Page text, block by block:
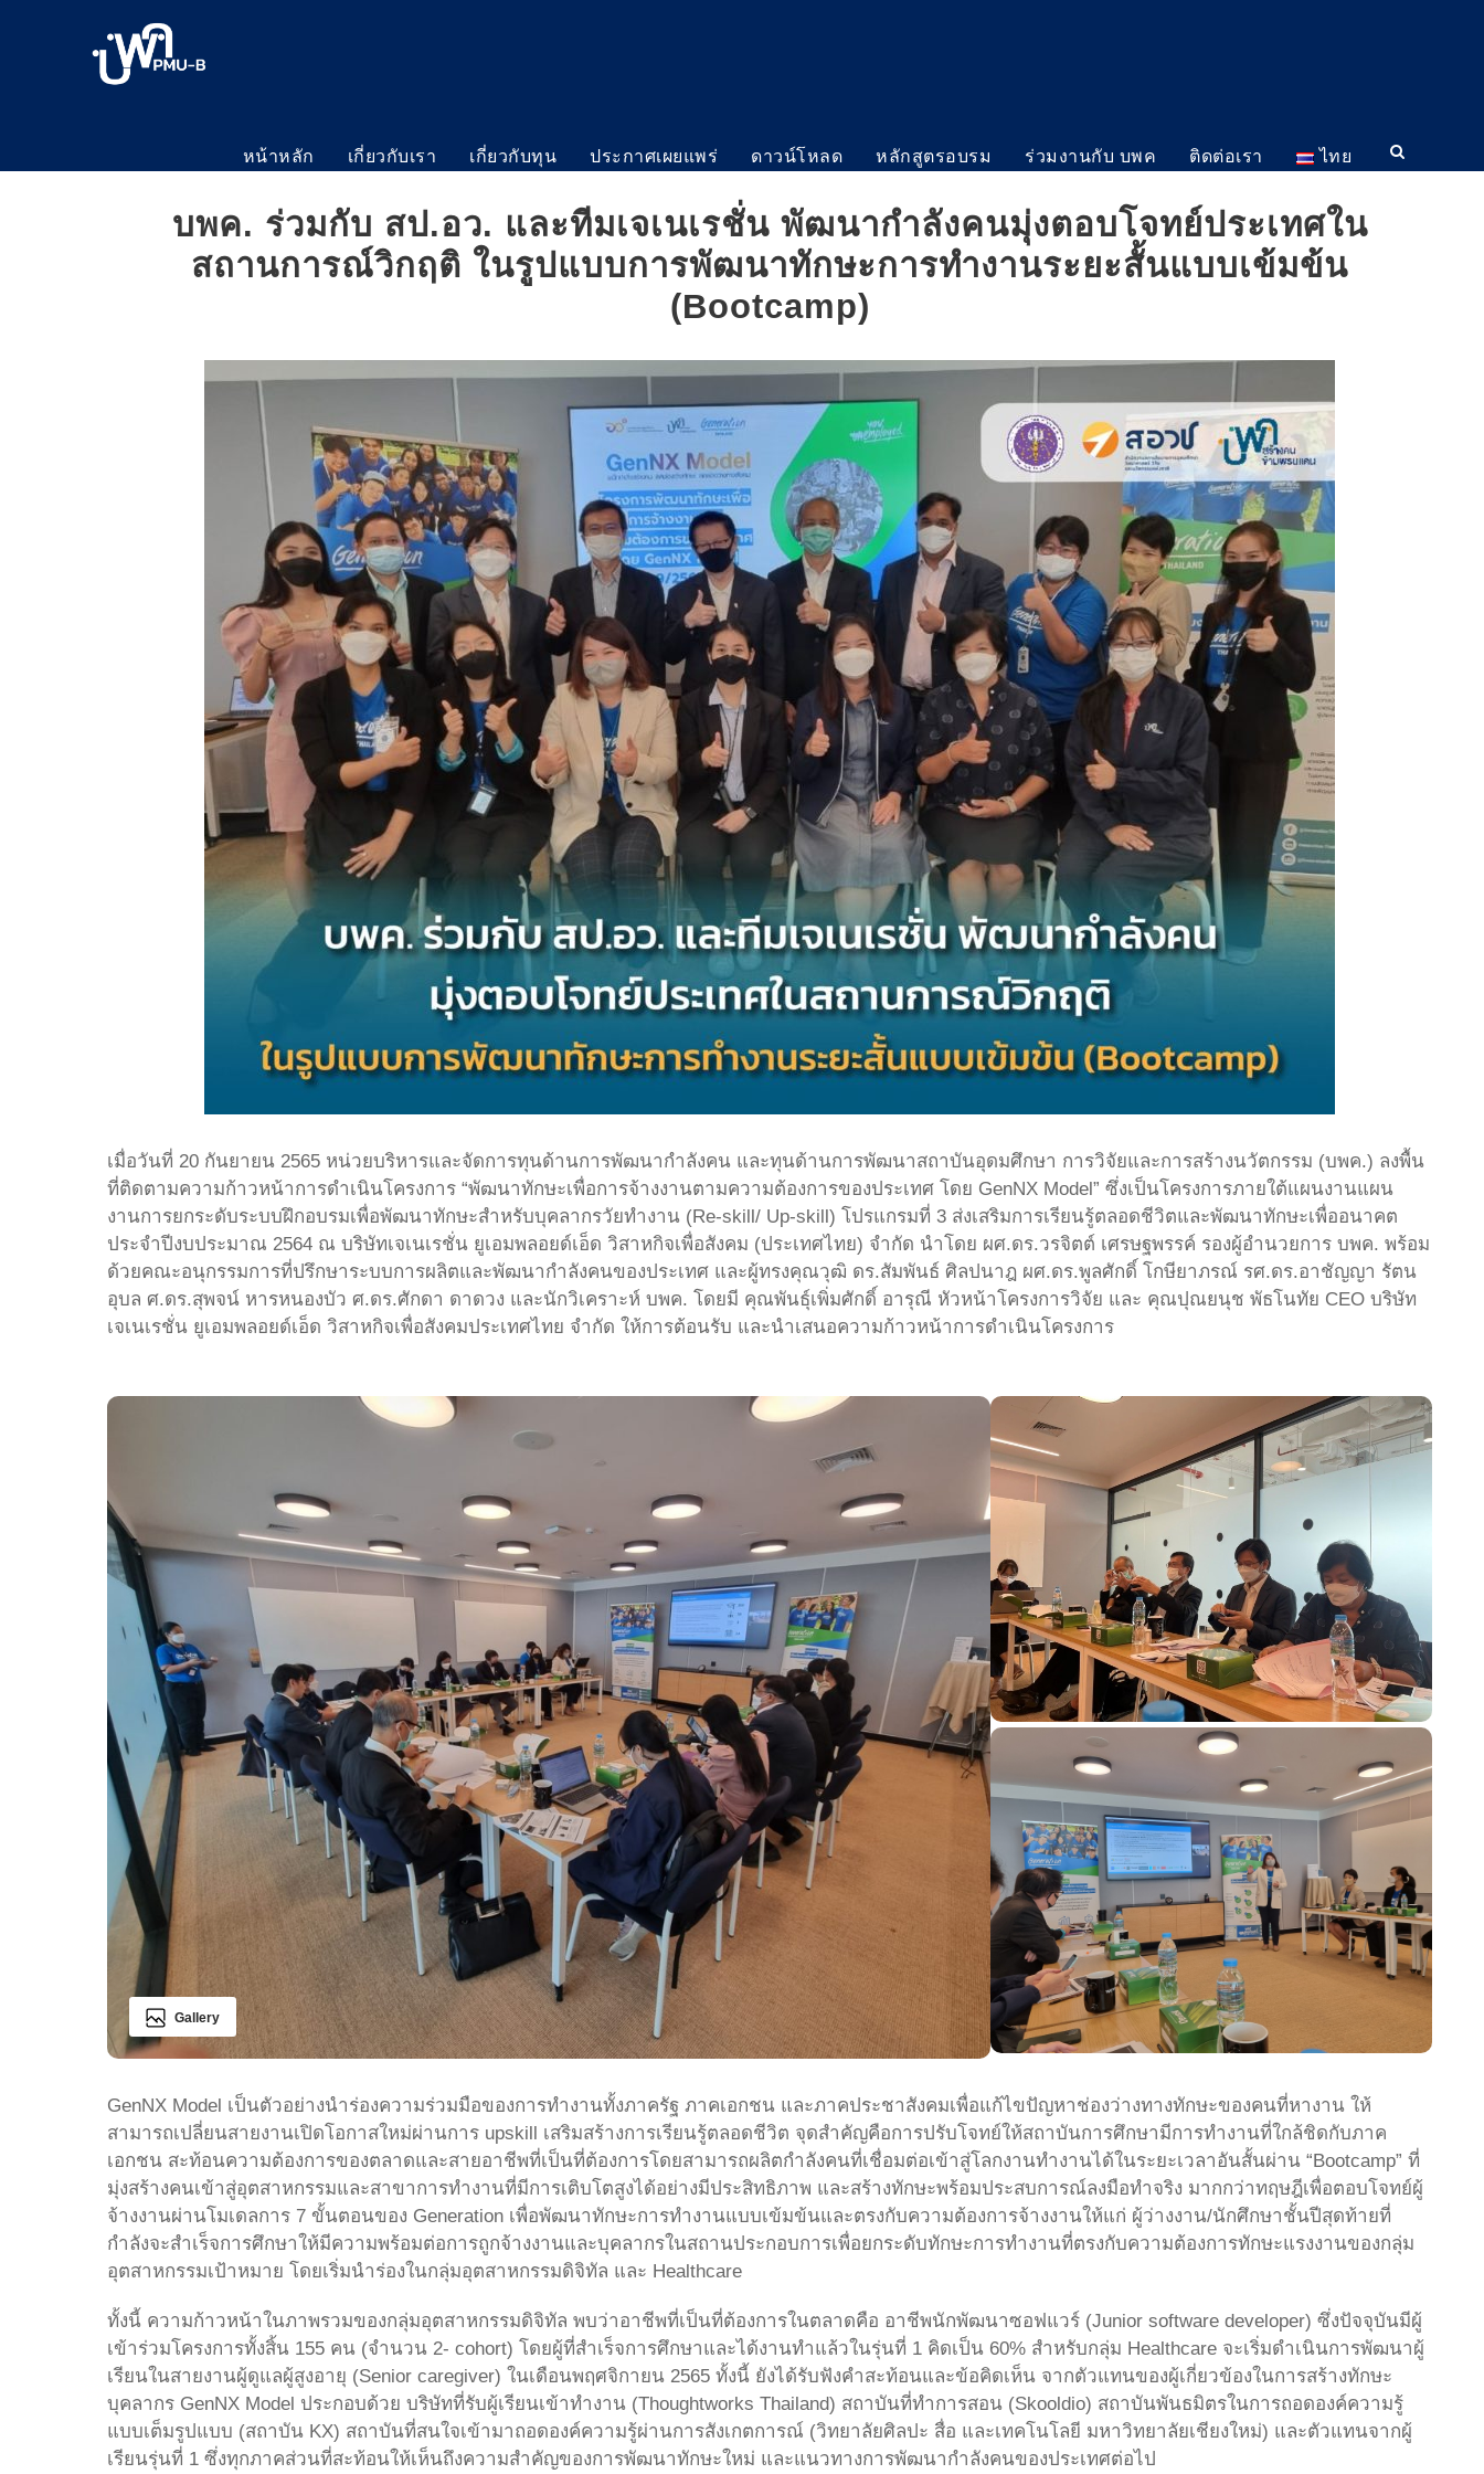
หน้าหลัก เกี่ยวกับเรา เกี่ยวกับทุน ประกาศเผยแพร่ ดาวน์โหลด หลักสูตรอบรม ร่วมงานกับ บพค ติดต่อเรา ไทย
บพค. ร่วมกับ สป.อว. และทีมเจเนเรชั่น พัฒนากำลังคนมุ่งตอบโจทย์ประเทศใน
สถานการณ์วิกฤติ ในรูปแบบการพัฒนาทักษะการทำงานระยะสั้นแบบเข้มข้น
(Bootcamp)
เมื่อวันที่ 20 กันยายน 2565 หน่วยบริหารและจัดการทุนด้านการพัฒนากำลังคน และทุนด้านการพัฒนาสถาบันอุดมศึกษา การวิจัยและการสร้างนวัตกรรม (บพค.) ลงพื้น
ที่ติดตามความก้าวหน้าการดำเนินโครงการ “พัฒนาทักษะเพื่อการจ้างงานตามความต้องการของประเทศ โดย GenNX Model” ซึ่งเป็นโครงการภายใต้แผนงานแผน
งานการยกระดับระบบฝึกอบรมเพื่อพัฒนาทักษะสำหรับบุคลากรวัยทำงาน (Re-skill/ Up-skill) โปรแกรมที่ 3 ส่งเสริมการเรียนรู้ตลอดชีวิตและพัฒนาทักษะเพื่ออนาคต
ประจำปีงบประมาณ 2564 ณ บริษัทเจเนเรชั่น ยูเอมพลอยด์เอ็ด วิสาหกิจเพื่อสังคม (ประเทศไทย) จำกัด นำโดย ผศ.ดร.วรจิตต์ เศรษฐพรรค์ รองผู้อำนวยการ บพค. พร้อม
ด้วยคณะอนุกรรมการที่ปรึกษาระบบการผลิตและพัฒนากำลังคนของประเทศ และผู้ทรงคุณวุฒิ ดร.สัมพันธ์ ศิลปนาฎ ผศ.ดร.พูลศักดิ์ โกษียาภรณ์ รศ.ดร.อาชัญญา รัตน
อุบล ศ.ดร.สุพจน์ หารหนองบัว ศ.ดร.ศักดา ดาดวง และนักวิเคราะห์ บพค. โดยมี คุณพันธุ์เพิ่มศักดิ์ อารุณี หัวหน้าโครงการวิจัย และ คุณปุณยนุช พัธโนทัย CEO บริษัท
เจเนเรชั่น ยูเอมพลอยด์เอ็ด วิสาหกิจเพื่อสังคมประเทศไทย จำกัด ให้การต้อนรับ และนำเสนอความก้าวหน้าการดำเนินโครงการ
Gallery
GenNX Model เป็นตัวอย่างนำร่องความร่วมมือของการทำงานทั้งภาครัฐ ภาคเอกชน และภาคประชาสังคมเพื่อแก้ไขปัญหาช่องว่างทางทักษะของคนที่หางาน ให้
สามารถเปลี่ยนสายงานเปิดโอกาสใหม่ผ่านการ upskill เสริมสร้างการเรียนรู้ตลอดชีวิต จุดสำคัญคือการปรับโจทย์ให้สถาบันการศึกษามีการทำงานที่ใกล้ชิดกับภาค
เอกชน สะท้อนความต้องการของตลาดและสายอาชีพที่เป็นที่ต้องการโดยสามารถผลิตกำลังคนที่เชื่อมต่อเข้าสู่โลกงานทำงานได้ในระยะเวลาอันสั้นผ่าน “Bootcamp” ที่
มุ่งสร้างคนเข้าสู่อุตสาหกรรมและสาขาการทำงานที่มีการเติบโตสูงได้อย่างมีประสิทธิภาพ และสร้างทักษะพร้อมประสบการณ์ลงมือทำจริง มากกว่าทฤษฎีเพื่อตอบโจทย์ผู้
จ้างงานผ่านโมเดลการ 7 ขั้นตอนของ Generation เพื่อพัฒนาทักษะการทำงานแบบเข้มข้นและตรงกับความต้องการจ้างงานให้แก่ ผู้ว่างงาน/นักศึกษาชั้นปีสุดท้ายที่
กำลังจะสำเร็จการศึกษาให้มีความพร้อมต่อการถูกจ้างงานและบุคลากรในสถานประกอบการเพื่อยกระดับทักษะการทำงานที่ตรงกับความต้องการทักษะแรงงานของกลุ่ม
อุตสาหกรรมเป้าหมาย โดยเริ่มนำร่องในกลุ่มอุตสาหกรรมดิจิทัล และ Healthcare
ทั้งนี้ ความก้าวหน้าในภาพรวมของกลุ่มอุตสาหกรรมดิจิทัล พบว่าอาชีพที่เป็นที่ต้องการในตลาดคือ อาชีพนักพัฒนาซอฟแวร์ (Junior software developer) ซึ่งปัจจุบันมีผู้
เข้าร่วมโครงการทั้งสิ้น 155 คน (จำนวน 2- cohort) โดยผู้ที่สำเร็จการศึกษาและได้งานทำแล้วในรุ่นที่ 1 คิดเป็น 60% สำหรับกลุ่ม Healthcare จะเริ่มดำเนินการพัฒนาผู้
เรียนในสายงานผู้ดูแลผู้สูงอายุ (Senior caregiver) ในเดือนพฤศจิกายน 2565 ทั้งนี้ ยังได้รับฟังคำสะท้อนและข้อคิดเห็น จากตัวแทนของผู้เกี่ยวข้องในการสร้างทักษะ
บุคลากร GenNX Model ประกอบด้วย บริษัทที่รับผู้เรียนเข้าทำงาน (Thoughtworks Thailand) สถาบันที่ทำการสอน (Skooldio) สถาบันพันธมิตรในการถอดองค์ความรู้
แบบเต็มรูปแบบ (สถาบัน KX) สถาบันที่สนใจเข้ามาถอดองค์ความรู้ผ่านการสังเกตการณ์ (วิทยาลัยศิลปะ สื่อ และเทคโนโลยี มหาวิทยาลัยเชียงใหม่) และตัวแทนจากผู้
เรียนรุ่นที่ 1 ซึ่งทุกภาคส่วนที่สะท้อนให้เห็นถึงความสำคัญของการพัฒนาทักษะใหม่ และแนวทางการพัฒนากำลังคนของประเทศต่อไป